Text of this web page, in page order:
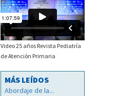
Video 25 años Revista Pediatría
de Atención Primaria
MÁS LEÍDOS
Abordaje de la...